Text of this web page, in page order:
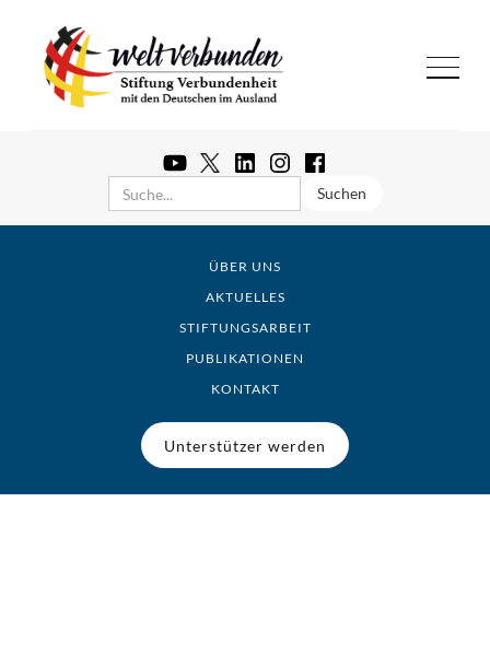
ÜBER UNS
AKTUELLES
STIFTUNGSARBEIT
PUBLIKATIONEN
KONTAKT
Unterstützer werden